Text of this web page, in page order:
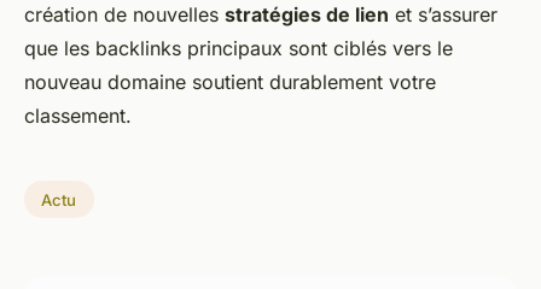
création de nouvelles stratégies de lien et s’assurer
que les backlinks principaux sont ciblés vers le
nouveau domaine soutient durablement votre
classement.
Actu